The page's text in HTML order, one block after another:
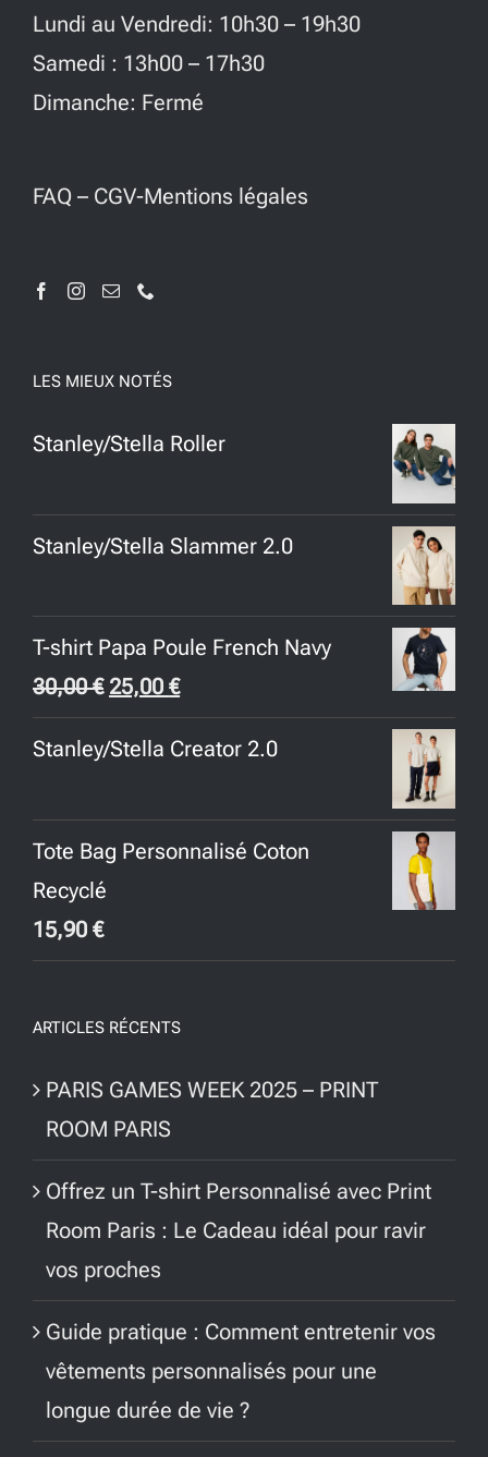
Lundi au Vendredi: 10h30 – 19h30
Samedi : 13h00 – 17h30
Dimanche: Fermé
FAQ – CGV-Mentions légales
LES MIEUX NOTÉS
Stanley/Stella Roller
Stanley/Stella Slammer 2.0
T-shirt Papa Poule French Navy
30,00€ Le
prix
initial
30,00 €.
25,00€Le
prix
actuel
25,00 €.
Stanley/Stella Creator 2.0
Tote Bag Personnalisé Coton
Recyclé
15,90€
ARTICLES RÉCENTS
PARIS GAMES WEEK 2025 – PRINT
ROOM PARIS
Offrez un T-shirt Personnalisé avec Print
Room Paris : Le Cadeau idéal pour ravir
vos proches
Guide pratique : Comment entretenir vos
vêtements personnalisés pour une
longue durée de vie ?